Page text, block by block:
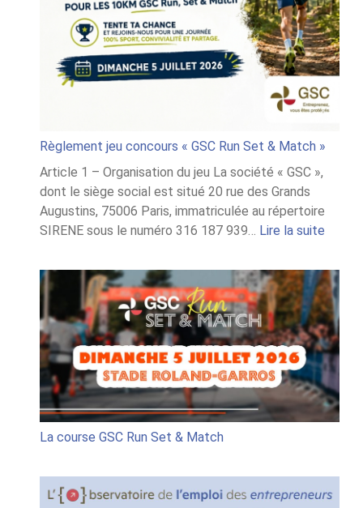
Règlement jeu concours « GSC Run Set & Match »
Article 1 – Organisation du jeu La société « GSC »,
dont le siège social est situé 20 rue des Grands
Augustins, 75006 Paris, immatriculée au répertoire
SIRENE sous le numéro 316 187 939… Lire la suite:
jeu
« GSC
Run
Set
&
Match
La course GSC Run Set & Match